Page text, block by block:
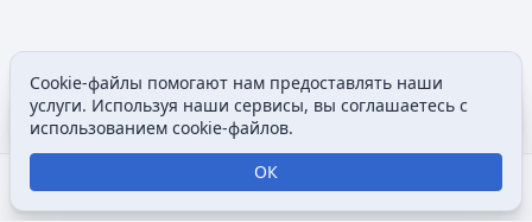
Открыть поиск
Открыть меню
Просмотры
Содержание
Cookie-файлы помогают нам предоставлять наши
услуги. Используя наши сервисы, вы соглашаетесь с
использованием cookie-файлов.
ОК